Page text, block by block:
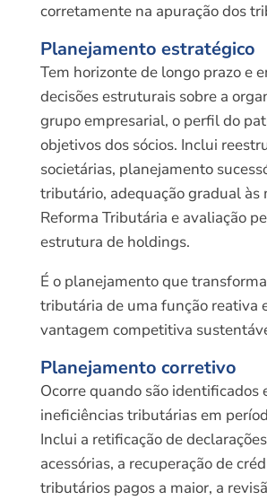
corretamente na apuração dos
Planejamento estratégico
Tem horizonte de longo prazo e
decisões estruturais sobre a
grupo empresarial, o perfil do
objetivos dos sócios. Inclui
societárias, planejamento
tributário, adequação gradual às
Reforma Tributária e avaliação
estrutura de holdings.
É o planejamento que
tributária de uma função reativa
vantagem competitiva
Planejamento corretivo
Ocorre quando são identificados
ineficiências tributárias em
Inclui a retificação de
acessórias, a recuperação de
tributários pagos a maior, a